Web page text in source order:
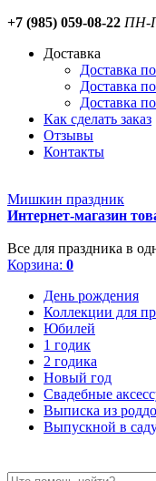
+7 (985) 059-08-22 ПН-
Доставка
Доставка
Доставка
Доставка
Как сделать заказ
Отзывы
Контакты
Мишкин праздник
Интернет-магазин
Все для праздника в
Корзина: 0
День рождения
Коллекции для
Юбилей
1 годик
2 годика
Новый год
Свадебные
Выписка из
Выпускной в